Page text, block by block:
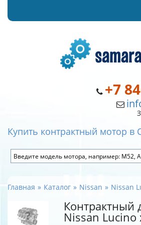
+7
Купить контрактный мотор в
Главная Каталог Nissan Nissan
Контрактный
Nissan Lucino